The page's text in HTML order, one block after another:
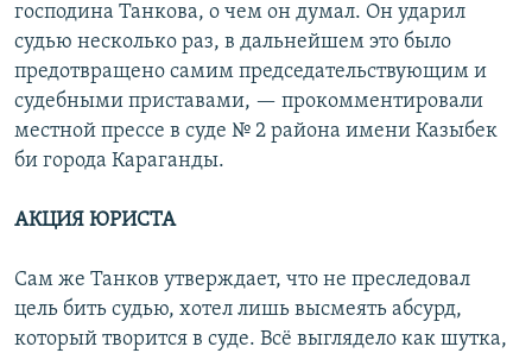
господина Танкова, о чем он думал. Он ударил
судью несколько раз, в дальнейшем это было
предотвращено самим председательствующим и
судебными приставами, — прокомментировали
местной прессе в суде № 2 района имени Казыбек
би города Караганды.
АКЦИЯ ЮРИСТА
Сам же Танков утверждает, что не преследовал
цель бить судью, хотел лишь высмеять абсурд,
который творится в суде. Всё выглядело как шутка,